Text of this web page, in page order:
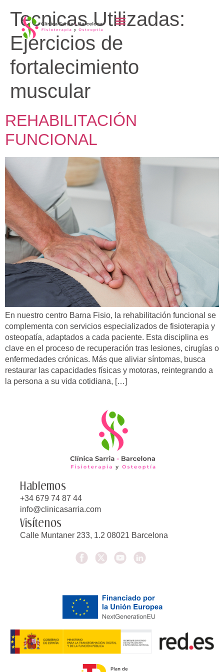
Tecnicas Utilizadas:
Ejercicios de
fortalecimiento
muscular
REHABILITACIÓN
FUNCIONAL
En nuestro centro Barna Fisio, la rehabilitación funcional se
complementa con servicios especializados de fisioterapia y
osteopatía, adaptados a cada paciente. Esta disciplina es
clave en el proceso de recuperación tras lesiones, cirugías o
enfermedades crónicas. Más que aliviar síntomas, busca
restaurar las capacidades físicas y motoras, reintegrando a
la persona a su vida cotidiana, […]
Hablemos
+34 679 74 87 44
info@clinicasarria.com
Visítenos
Calle Muntaner 233, 1.2 08021 Barcelona